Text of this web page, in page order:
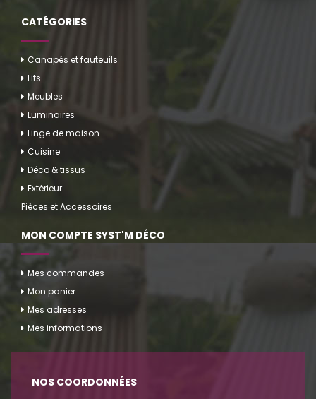
CATÉGORIES
Canapés et fauteuils
Lits
Meubles
Luminaires
Linge de maison
Cuisine
Déco & tissus
Extérieur
Pièces et Accessoires
MON COMPTE SYST'M DÉCO
Mes commandes
Mon panier
Mes adresses
Mes informations
NOS COORDONNÉES